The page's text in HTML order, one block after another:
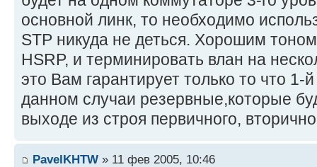
основной линк, то необходимо
STP никуда не деться. Хорошим
HSRP, и терминировать влан на
это Вам гарантирует только то что 1-
данном случаи резервные,которые
выходе из строя первичного,
PavelKHTW » 11 фев 2005, 10:46